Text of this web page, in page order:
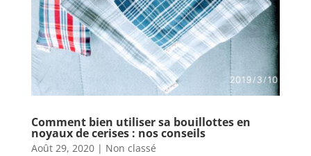
Comment bien utiliser sa bouillottes en
noyaux de cerises : nos conseils
Août 29, 2020| Non classé